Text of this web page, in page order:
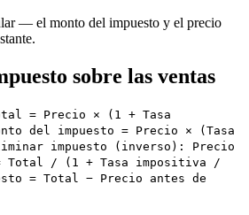
— el monto del impuesto y el precio
sobre las ventas
= Precio × (1 + Tasa
del impuesto = Precio × (Tasa
impuesto (inverso): Precio
Total / (1 + Tasa impositiva /
= Total − Precio antes de